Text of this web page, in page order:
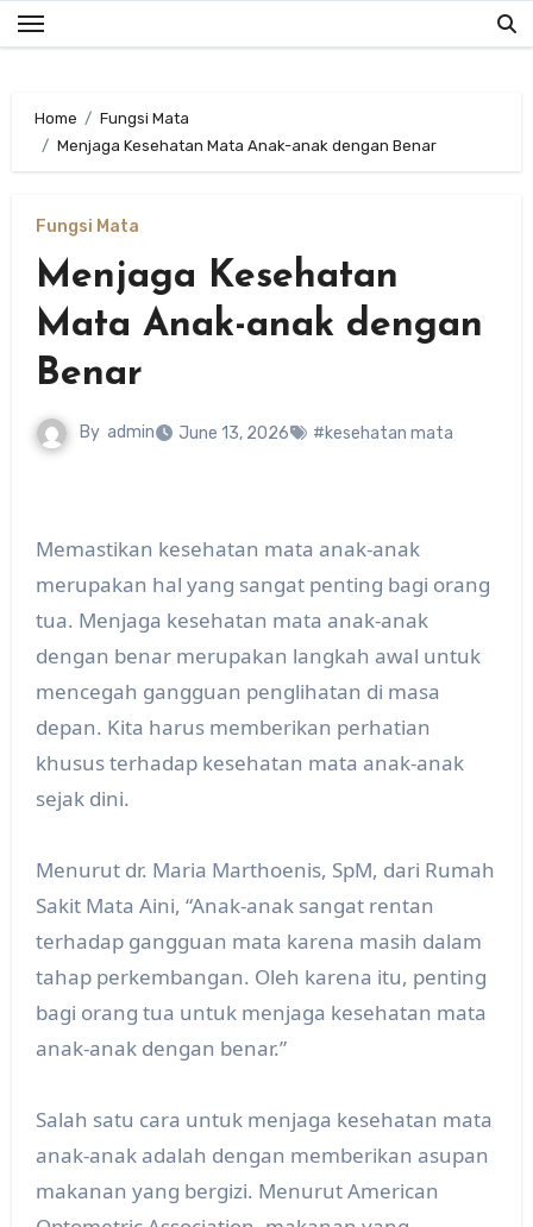
Skip
to
Home
Fungsi Mata
Menjaga Kesehatan Mata Anak-anak dengan Benar
Fungsi Mata
Menjaga Kesehatan
Mata Anak-anak dengan
Benar
By admin June 13, 2026 #kesehatan mata
Memastikan kesehatan mata anak-anak
merupakan hal yang sangat penting bagi orang
tua. Menjaga kesehatan mata anak-anak
dengan benar merupakan langkah awal untuk
mencegah gangguan penglihatan di masa
depan. Kita harus memberikan perhatian
khusus terhadap kesehatan mata anak-anak
sejak dini.
Menurut dr. Maria Marthoenis, SpM, dari Rumah
Sakit Mata Aini, “Anak-anak sangat rentan
terhadap gangguan mata karena masih dalam
tahap perkembangan. Oleh karena itu, penting
bagi orang tua untuk menjaga kesehatan mata
anak-anak dengan benar.”
Salah satu cara untuk menjaga kesehatan mata
anak-anak adalah dengan memberikan asupan
makanan yang bergizi. Menurut American